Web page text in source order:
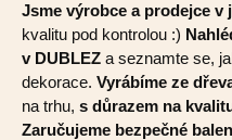
Jsme výrobce a prodejce v
kvalitu pod kontrolou :)
v DUBLEZ a seznamte se,
dekorace. Vyrábíme ze
na trhu, s důrazem na
Zaručujeme bezpečné